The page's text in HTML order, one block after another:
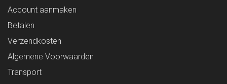
Account aanmaken
Betalen
Verzendkosten
Algemene Voorwaarden
Transport